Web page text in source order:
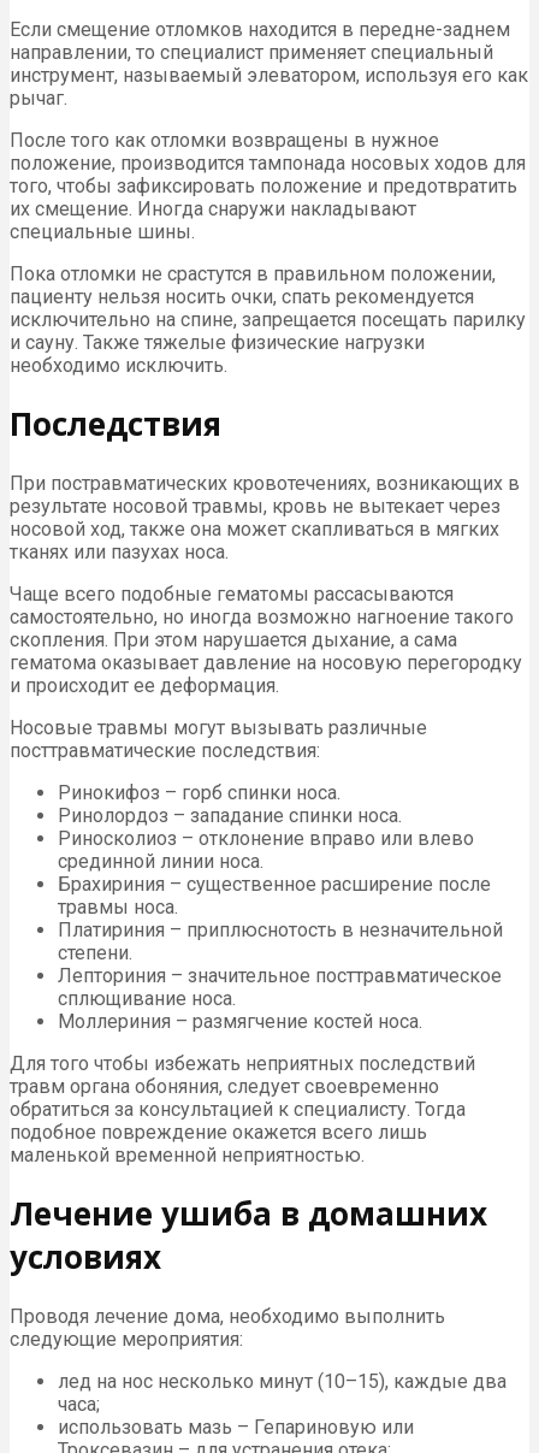
Если смещение отломков находится в передне-заднем
направлении, то специалист применяет специальный
инструмент, называемый элеватором, используя его как
рычаг.
После того как отломки возвращены в нужное
положение, производится тампонада носовых ходов для
того, чтобы зафиксировать положение и предотвратить
их смещение. Иногда снаружи накладывают
специальные шины.
Пока отломки не срастутся в правильном положении,
пациенту нельзя носить очки, спать рекомендуется
исключительно на спине, запрещается посещать парилку
и сауну. Также тяжелые физические нагрузки
необходимо исключить.
Последствия
При постравматических кровотечениях, возникающих в
результате носовой травмы, кровь не вытекает через
носовой ход, также она может скапливаться в мягких
тканях или пазухах носа.
Чаще всего подобные гематомы рассасываются
самостоятельно, но иногда возможно нагноение такого
скопления. При этом нарушается дыхание, а сама
гематома оказывает давление на носовую перегородку
и происходит ее деформация.
Носовые травмы могут вызывать различные
посттравматические последствия:
Ринокифоз – горб спинки носа.
Ринолордоз – западание спинки носа.
Риносколиоз – отклонение вправо или влево
срединной линии носа.
Брахириния – существенное расширение после
травмы носа.
Платириния – приплюснотость в незначительной
степени.
Лепториния – значительное посттравматическое
сплющивание носа.
Моллериния – размягчение костей носа.
Для того чтобы избежать неприятных последствий
травм органа обоняния, следует своевременно
обратиться за консультацией к специалисту. Тогда
подобное повреждение окажется всего лишь
маленькой временной неприятностью.
Лечение ушиба в домашних
условиях
Проводя лечение дома, необходимо выполнить
следующие мероприятия:
лед на нос несколько минут (10–15), каждые два
часа;
использовать мазь – Гепариновую или